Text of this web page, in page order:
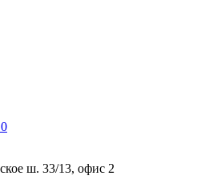
0
ш. 33/13, офис 2